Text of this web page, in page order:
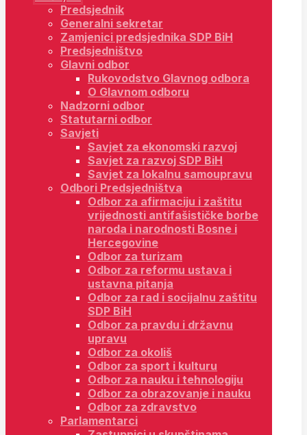
Predsjednik
Generalni sekretar
Zamjenici predsjednika SDP BiH
Predsjedništvo
Glavni odbor
Rukovodstvo Glavnog odbora
O Glavnom odboru
Nadzorni odbor
Statutarni odbor
Savjeti
Savjet za ekonomski razvoj
Savjet za razvoj SDP BiH
Savjet za lokalnu samoupravu
Odbori Predsjedništva
Odbor za afirmaciju i zaštitu
vrijednosti antifašističke borbe
naroda i narodnosti Bosne i
Hercegovine
Odbor za turizam
Odbor za reformu ustava i
ustavna pitanja
Odbor za rad i socijalnu zaštitu
SDP BiH
Odbor za pravdu i državnu
upravu
Odbor za okoliš
Odbor za sport i kulturu
Odbor za nauku i tehnologiju
Odbor za obrazovanje i nauku
Odbor za zdravstvo
Parlamentarci